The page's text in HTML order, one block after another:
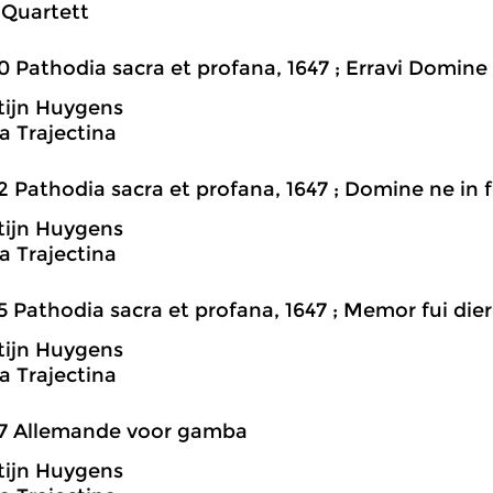
Pathodia sacra et profana, 1647 ; Erravi Domine
Huygens
Trajectina
Pathodia sacra et profana, 1647 ; Domine ne in
Huygens
Trajectina
Pathodia sacra et profana, 1647 ; Memor fui
Huygens
Trajectina
Allemande voor gamba
Huygens